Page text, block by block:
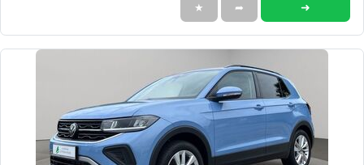
★ ➦ ➜